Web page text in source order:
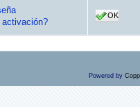
OK
Powered by